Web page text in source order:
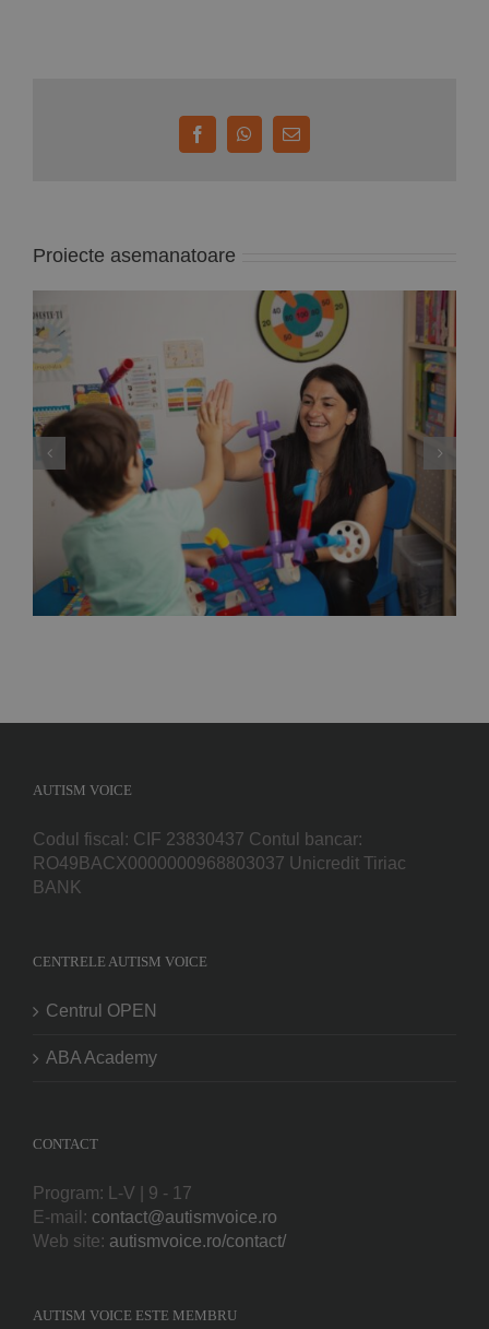
FacebookWhatsApp
E-
Proiecte asemanatoare
Deputata PNL Mara Calista anunță un proiect
de lege care reglementează modul de
exercitare a profesiei de ”analist
comportamental”, adică specialistul care
gestionează terapiile problemelor copiilor cu
autism
AUTISM VOICE
Codul fiscal: CIF 23830437 Contul bancar:
RO49BACX0000000968803037 Unicredit Tiriac
BANK
CENTRELE AUTISM VOICE
Centrul OPEN
ABA Academy
CONTACT
Program: L-V | 9 - 17
E-mail: contact@autismvoice.ro
Web site: autismvoice.ro/contact/
AUTISM VOICE ESTE MEMBRU